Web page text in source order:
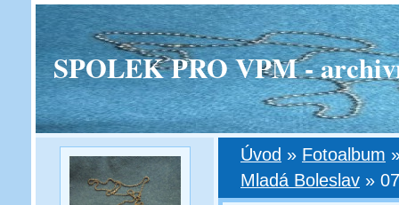
SPOLEK PRO VPM -
Úvod » Fotoalbum
Mladá Boleslav »